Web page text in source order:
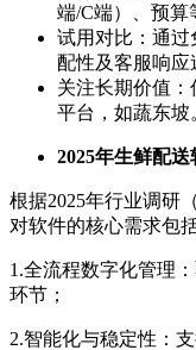
端/C端）、预算
试用对比：通
配性及客服响应
关注长期价值
平台，如蔬东坡
2025年生鲜配
根据2025年行业调研
对软件的核心需求包括
1.全流程数字化管理
环节；
2.智能化与稳定性：